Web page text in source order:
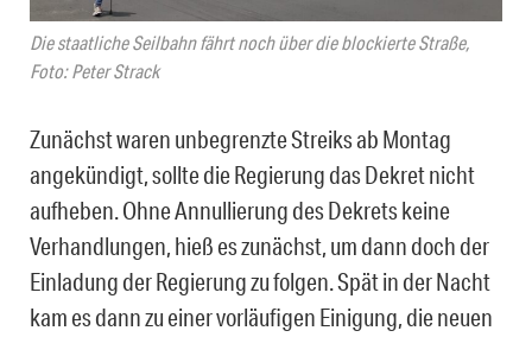
Die staatliche Seilbahn fährt noch über die blockierte Straße,
Foto: Peter Strack
Zunächst waren unbegrenzte Streiks ab Montag
angekündigt, sollte die Regierung das Dekret nicht
aufheben. Ohne Annullierung des Dekrets keine
Verhandlungen, hieß es zunächst, um dann doch der
Einladung der Regierung zu folgen. Spät in der Nacht
kam es dann zu einer vorläufigen Einigung, die neuen